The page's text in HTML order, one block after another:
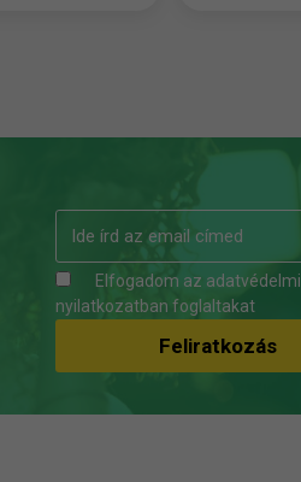
Elfogadom az adatvédelmi
nyilatkozatban foglaltakat